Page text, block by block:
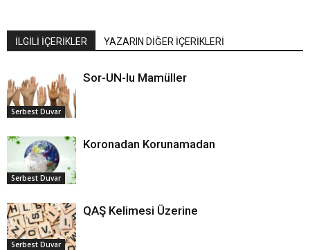
İLGİLİ İÇERİKLER YAZARIN DİĞER İÇERİKLERİ
Serbest Duvar
Sor-UN-lu Mamüller
Serbest Duvar
Koronadan Korunamadan
Serbest Duvar
QAŞ Kelimesi Üzerine